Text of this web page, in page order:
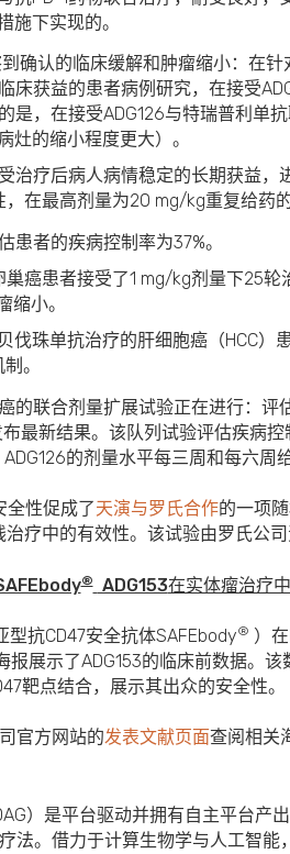
施下实现的。
确认的临床缓解和肿瘤缩小： 在针
床获益的患者病例研究，在接受
是，在接受ADG126与特瑞普利单
灶的缩小程度更大）。
治疗后病人病情稳定的长期获益，
，在最高剂量为20 mg/kg重复给药
者的疾病控制率为37%。
癌患者接受了1 mg/kg剂量下25
缩小。
伐珠单抗治疗的肝细胞癌（HCC）
。
的联合剂量扩展试验正在进行： 评
最新结果。该队列试验评估疾病
的剂量水平每三周和每六周
全性促成了天演与罗氏合作的一项
疗中的有效性。该试验由罗氏公司
® ADG153在实体瘤治疗
型抗CD47安全抗体SAFEbody® ）
报展示了ADG153的临床前数据。
靶点结合，展示其出众的安全性。
官方网站的发表文献页面查阅相关
）是平台驱动并拥有自主平台产
法。借力于计算生物学与人工智